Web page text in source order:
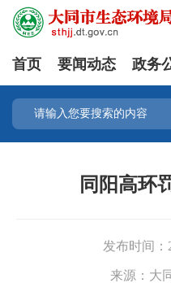
首页 要闻动态 政务
同阳高环
发布时间：
来源： 大